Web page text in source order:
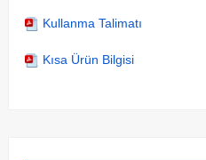
Kullanma Talimatı
Kısa Ürün Bilgisi